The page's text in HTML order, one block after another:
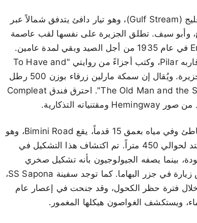
صيد الأسماك هو السبب الأول. تقع Bimini عند حافة تيار الخليج (Gulf Stream)، وهو تيار دافئ يتدفق شمالاً عبر
وأبو سيف. تطلق الجزيرة على نفسها لقب عاصمة
صيد الأسماك الرياضي في العالم. وصل Ernest Hemingway في عام 1935 من أجل الصيد وبقي لمدة عامين.
عاش في فندق Compleat Angler، وكان يصطاد على متن قاربه Pilar، وكتب أجزاءً من روايتي "To Have and
Have Not" و"Islands in the Stream" أثناء وجوده في الجزيرة. ويُقال إن سمكة مارلين زرقاء بوزن 500 رطل
تم اصطيادها قبالة سواحل Bimini كانت الأساس لرواية "The Old Man and the Sea". احترق فندق Compleat
الغوص هو السبب الثاني. على بعد حوالي ميل واحد من الشاطئ وفي مياه بعمق 15 قدماً، يقع Bimini Road، وهو
تشكيل تحت الماء يتكون من كتل كبيرة من الحجر الجيري تمتد لحوالي 450 متراً. تم اكتشاف هذا التشكيل في
بينما يصفه الجيولوجيون بأنه تشكيل صخري
شاطئي طبيعي. ومهما كان أصله، فهو أحد أكثر مواقع الغوص زيارة في جزر البهاما. كما توجد سفينة SS Sapona،
فترة حظر الكحول، وقد جنحت في إعصار عام